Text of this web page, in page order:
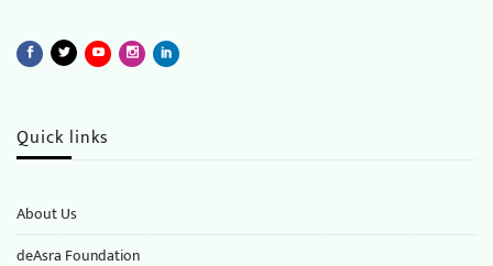
Quick links
About Us
deAsra Foundation